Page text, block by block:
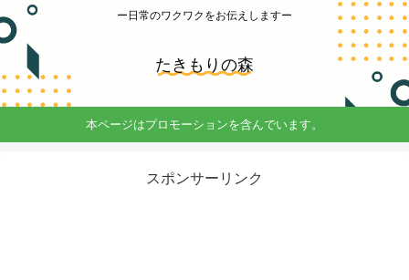
ー日常のワクワクをお伝えしますー
たきもりの森
本ページはプロモーションを含んでいます。
スポンサーリンク